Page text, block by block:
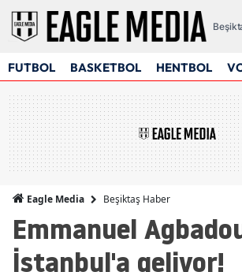
FUTBOL BASKETBOL HENTBOL
Eagle Media Beşiktaş Haber
Emmanuel
İstanbul'a geliyor!